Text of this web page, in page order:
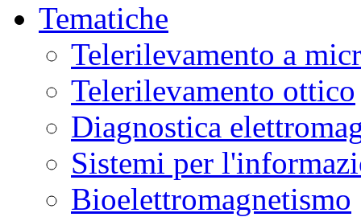
Tematiche
Telerilevamento a
Telerilevamento ottico
Diagnostica
Sistemi per
Bioelettromagnetismo